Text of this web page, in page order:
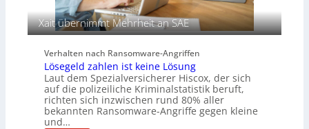
d
e
S
p
u
r
g
e
n
y
a
r
b
e
Xait übernimmt Mehrheit an SAE
Verhalten nach Ransomware-Angriffen
Lösegeld zahlen ist keine Lösung
Laut dem Spezialversicherer Hiscox, der sich
auf die polizeiliche Kriminalstatistik beruft,
richten sich inzwischen rund 80% aller
bekannten Ransomware-Angriffe gegen kleine
und…